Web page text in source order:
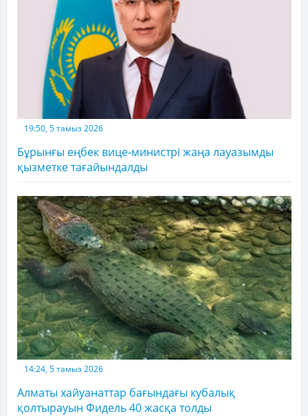
19:50, 5 тамыз 2026
Бұрынғы еңбек вице-министрі жаңа лауазымды
қызметке тағайындалды
14:24, 5 тамыз 2026
Алматы хайуанаттар бағындағы кубалық
қолтырауын Фидель 40 жасқа толды